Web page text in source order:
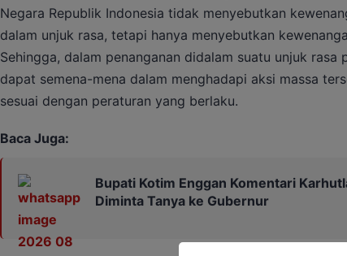
Negara Republik Indonesia tidak menyebutkan
dalam unjuk rasa, tetapi hanya menyebutkan
Sehingga, dalam penanganan didalam suatu unjuk rasa
dapat semena-mena dalam menghadapi aksi massa
sesuai dengan peraturan yang berlaku.
Baca Juga:
Bupati Kotim Enggan Komentari
Diminta Tanya ke Gubernur